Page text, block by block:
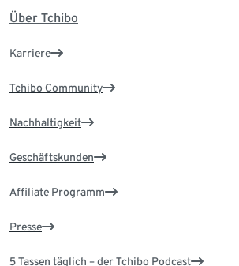
Über Tchibo
Karriere
Tchibo Community
Nachhaltigkeit
Geschäftskunden
Affiliate Programm
Presse
5 Tassen täglich – der Tchibo Podcast